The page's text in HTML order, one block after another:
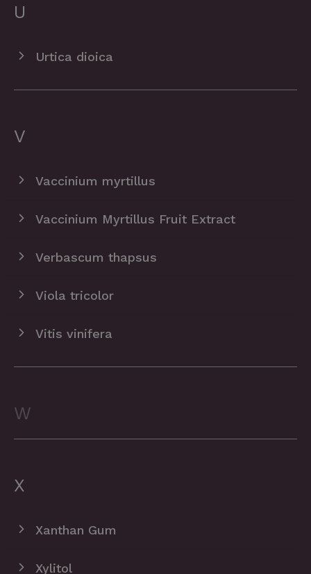
U
Urtica dioica
V
Vaccinium myrtillus
Vaccinium Myrtillus Fruit Extract
Verbascum thapsus
Viola tricolor
Vitis vinifera
W
X
Xanthan Gum
Xylitol